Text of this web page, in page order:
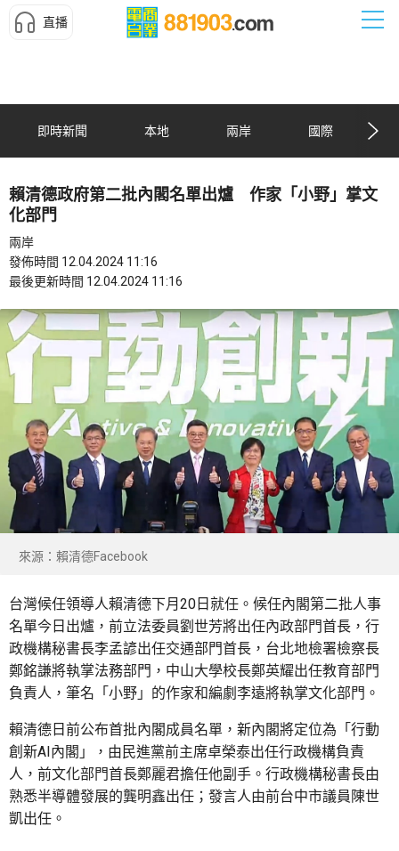
直播
即時新聞 本地 兩岸 國際
賴清德政府第二批內閣名單出爐 作家「小野」掌文
化部門
兩岸
發佈時間 12.04.2024 11:16
最後更新時間 12.04.2024 11:16
來源：賴清德Facebook
台灣候任領導人賴清德下月20日就任。候任內閣第二批人事
名單今日出爐，前立法委員劉世芳將出任內政部門首長，行
政機構秘書長李孟諺出任交通部門首長，台北地檢署檢察長
鄭銘謙將執掌法務部門，中山大學校長鄭英耀出任教育部門
負責人，筆名「小野」的作家和編劇李遠將執掌文化部門。
賴清德日前公布首批內閣成員名單，新內閣將定位為「行動
創新AI內閣」，由民進黨前主席卓榮泰出任行政機構負責
人，前文化部門首長鄭麗君擔任他副手。行政機構秘書長由
熟悉半導體發展的龔明鑫出任；發言人由前台中市議員陳世
凱出任。